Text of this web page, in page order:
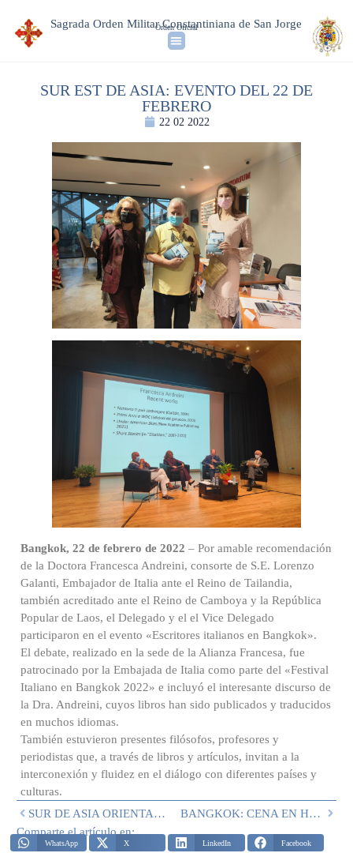
Sagrada Orden Militar Constantiniana de San Jorge
Orden Oficial
SUR EST DE ASIA: EVENTO DEL 22 DE
FEBRERO
22 02 2022
Bangkok, 22 de febrero de 2022 – Por amable recomendación
de la Doctora Francesca Andreini, consorte de S.E. Lorenzo
Galanti, Embajador de Italia ante el Reino de Tailandia,
también acreditado ante el Reino de Camboya y la República
Popular de Laos, el Delegado y el el Vice Delegado
participaron en el evento «Escritores italianos en Bangkok».
El debate, realizado en la sede de la Alianza Francesa, fue
patrocinado por la Embajada de Italia como parte del «Festival
Italiano en Bangkok 2022» e incluyó el interesante discurso de
la Dra. Andreini, cuyos libros han sido publicados y traducidos
en muchos idiomas.
También estuvieron presentes filósofos, profesores y
periodistas que, a través de libros y artículos, invitan a la
interconexión y fluidez en el diálogo con diferentes países y
culturas.
SUR DE ASIA ORIENTAL: BANGKOK, 9 DE FEBRERO DE 2022
BANGKOK: CENA EN HONOR DE S.E. DON ANTONIO BENEDETTO SPADA, CABALLERO DE LA REAL ORDEN DE SAN GENARO
Comparte el artículo en:
WhatsApp X LinkedIn Facebook